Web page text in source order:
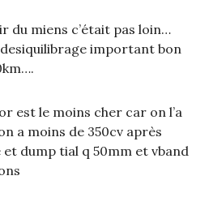
du miens c’était pas loin…
important bon
est le moins cher car on l’a
a moins de 350cv après
et dump tial q 50mm et vband